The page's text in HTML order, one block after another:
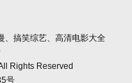
、搞笑综艺、高清电影大全
Rights Reserved
号